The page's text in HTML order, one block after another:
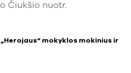
Čiukšio nuotr.
mokyklos mokinius ir